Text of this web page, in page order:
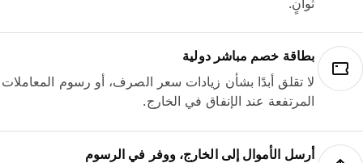
بطاقة خصم مباشر دولية
لا تقلق أبدًا بشأن زيادات سعر الصرف، أو رسوم المعاملات
المرتفعة عند الإنفاق في الخارج.
أرسل الأموال إلى الخارج، ووفر في الرسوم